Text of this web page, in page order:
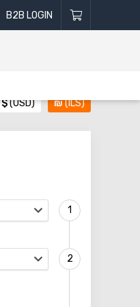
B2B LOGIN
$(USD) ₪(ILS)